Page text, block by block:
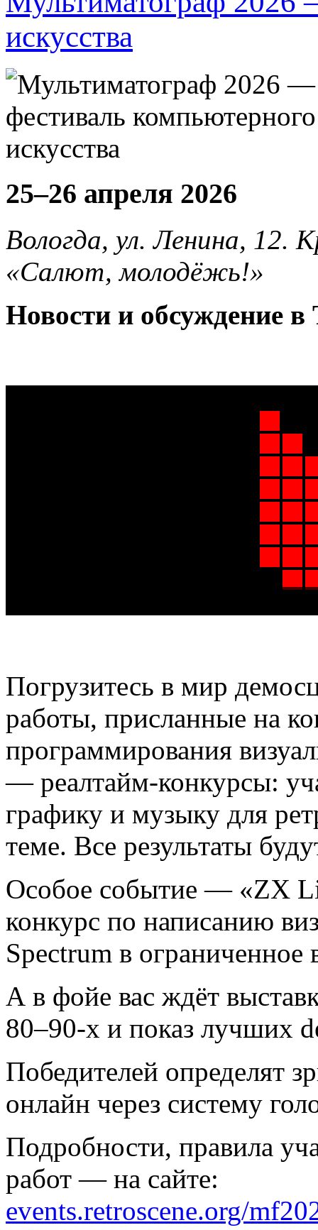
искусства
25–26 апреля 2026
Вологда, ул. Ленина, 12.
«Салют, молодёжь!»
Новости и обсуждение
Погрузитесь в мир
работы, присланные на
программирования
— реалтайм-конкурсы:
графику и музыку для
теме. Все результаты
Особое событие — «ZX
конкурс по написанию
Spectrum в
А в фойе вас ждёт
80–90-х и показ лучших
Победителей определят
онлайн через систему
Подробности, правила
работ — на сайте:
events.retroscene.org/